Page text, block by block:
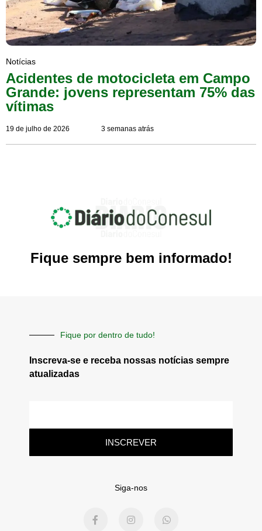
Notícias
Acidentes de motocicleta em Campo
Grande: jovens representam 75% das
vítimas
19 de julho de 2026 3 semanas atrás
Fique sempre bem informado!
Fique por dentro de tudo!
Inscreva-se e receba nossas notícias sempre
atualizadas
INSCREVER
Siga-nos
a
n
h